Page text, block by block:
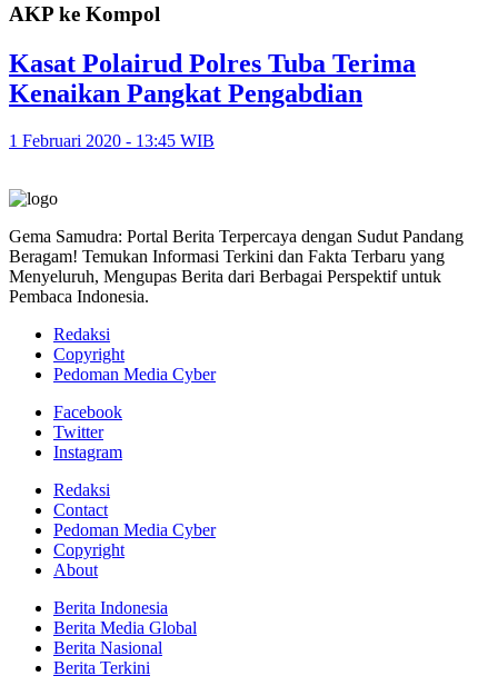
AKP ke Kompol
Kasat Polairud Polres Tuba Terima
Kenaikan Pangkat Pengabdian
1 Februari 2020 - 13:45 WIB
Gema Samudra: Portal Berita Terpercaya dengan Sudut Pandang
Beragam! Temukan Informasi Terkini dan Fakta Terbaru yang
Menyeluruh, Mengupas Berita dari Berbagai Perspektif untuk
Pembaca Indonesia.
Redaksi
Copyright
Pedoman Media Cyber
Facebook
Twitter
Instagram
Redaksi
Contact
Pedoman Media Cyber
Copyright
About
Berita Indonesia
Berita Media Global
Berita Nasional
Berita Terkini